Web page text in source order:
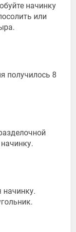
начинку
или
получилось 8
начинку.